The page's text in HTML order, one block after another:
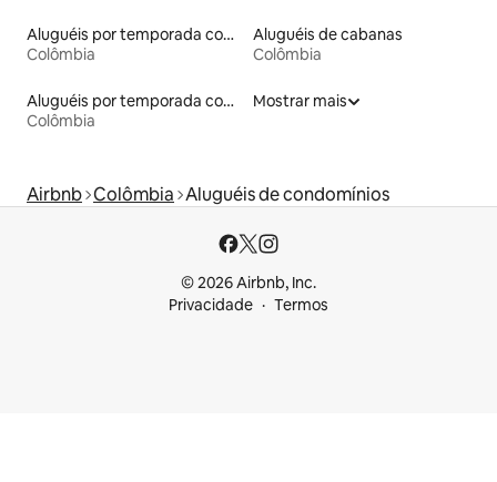
Aluguéis por temporada com cama de altura acessível
Colômbia
Aluguéis de cabanas
Colômbia
Aluguéis por temporada com acesso ao lago
Colômbia
Mostrar mais
Airbnb Colômbia Aluguéis de condomínios
© 2026 Airbnb, Inc.
Privacidade
Termos